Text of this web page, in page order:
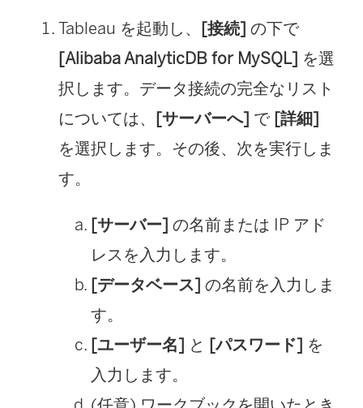
ン
ク
が
開
く
Tableau を起動し、 [接続] の下で
[Alibaba AnalyticDB for MySQL] を選
択します。データ接続の完全なリスト
については、
[サーバーへ] で [詳細]
を選択します。その後、次を実行しま
す。
[サーバー] の名前または IP アド
レスを入力します。
[データベース] の名前を入力しま
す。
[ユーザー名] と [パスワード] を
入力します。